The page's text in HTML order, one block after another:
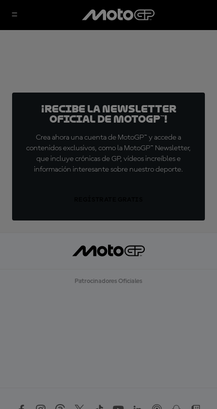
¡Recibe la Newsletter
oficial de MotoGP™!
Crea ahora una cuenta de MotoGP™ y accede a
contenidos exclusivos, como la MotoGP™ Newsletter,
que incluye crónicas de GP, vídeos increíbles e
información interesante sobre nuestro deporte.
Patrocinadores Oficiales